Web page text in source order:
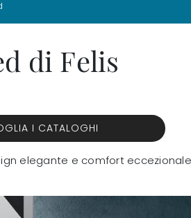
di Felis
I CATALOGHI
elegante e comfort